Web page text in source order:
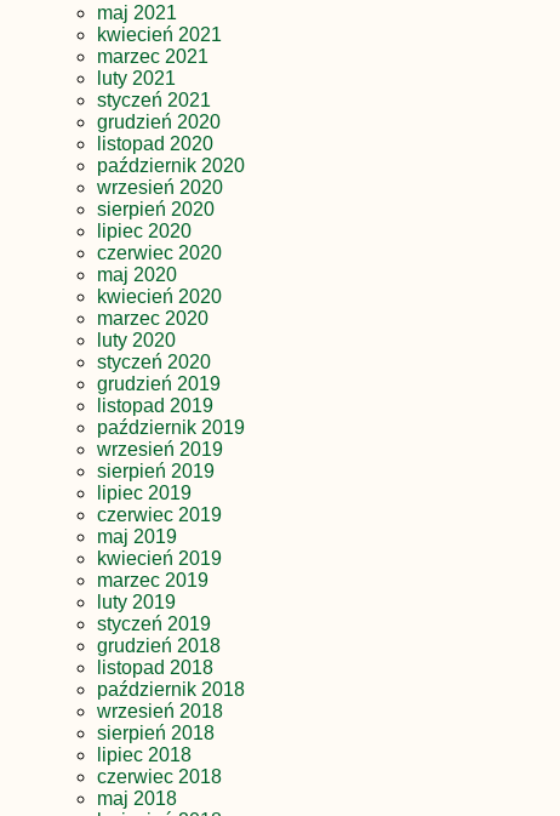
maj 2021
kwiecień 2021
marzec 2021
luty 2021
styczeń 2021
grudzień 2020
listopad 2020
październik 2020
wrzesień 2020
sierpień 2020
lipiec 2020
czerwiec 2020
maj 2020
kwiecień 2020
marzec 2020
luty 2020
styczeń 2020
grudzień 2019
listopad 2019
październik 2019
wrzesień 2019
sierpień 2019
lipiec 2019
czerwiec 2019
maj 2019
kwiecień 2019
marzec 2019
luty 2019
styczeń 2019
grudzień 2018
listopad 2018
październik 2018
wrzesień 2018
sierpień 2018
lipiec 2018
czerwiec 2018
maj 2018